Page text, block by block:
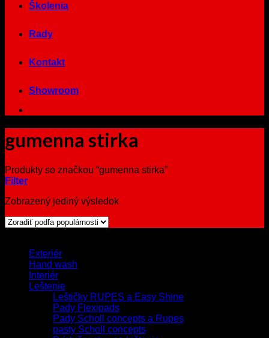
Školenia
Rady
Kontakt
Showroom
gumenna stirka
Produkty so značkou “gumenna stirka”
Filter
Zobrazený jediný výsledok
Exteriér
Hand wash
Interiér
Leštenie
Leštičky RUPES a Easy Shine
Pady Flexipads
Pady Scholl concepts a Rupes
pasty Scholl concepts